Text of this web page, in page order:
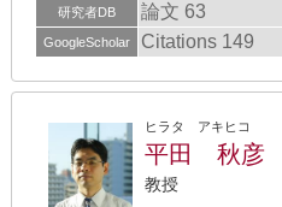
研究者DB 論文 63
GoogleScholar Citations 149
ヒラタ アキヒコ
平田 秋彦
教授